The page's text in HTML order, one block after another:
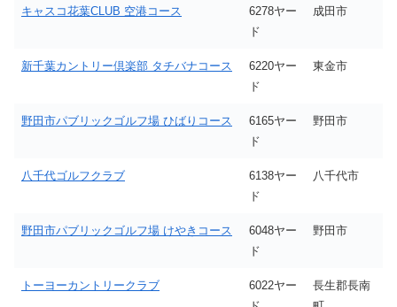
キャスコ花葉CLUB 空港コース
6278ヤー
ド
成田市
新千葉カントリー倶楽部 タチバナコース
6220ヤー
ド
東金市
野田市パブリックゴルフ場 ひばりコース
6165ヤー
ド
野田市
八千代ゴルフクラブ
6138ヤー
ド
八千代市
野田市パブリックゴルフ場 けやきコース
6048ヤー
ド
野田市
トーヨーカントリークラブ
6022ヤー
長生郡長南